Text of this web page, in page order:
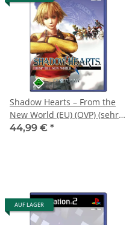
Shadow Hearts – From the
New World (EU) (OVP) (sehr
guter Zustand) - PlayStation
44,99 € *
AUF LAGER